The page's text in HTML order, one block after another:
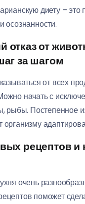
диету – это
осознанности.
отказ от
за шагом
от всех
начать с
рыбы. Постепенное
организму
рецептов
очень
поможет